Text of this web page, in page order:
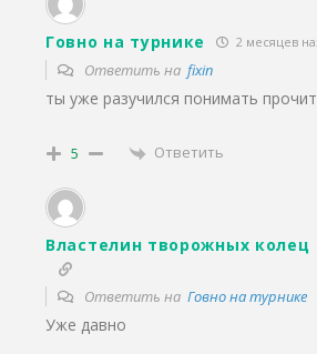
Говно на турнике 2 месяцев
Ответить на fixin
ты уже разучился понимать
5 Ответить
Властелин творожных колец
Ответить на Говно на турнике
Уже давно